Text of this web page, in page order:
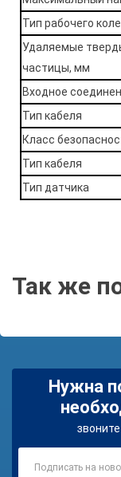
Тип рабочего
Удаляемые
частицы, мм
Входное
Тип кабеля
Класс
Тип кабеля
Тип датчика
Так же
Нужна